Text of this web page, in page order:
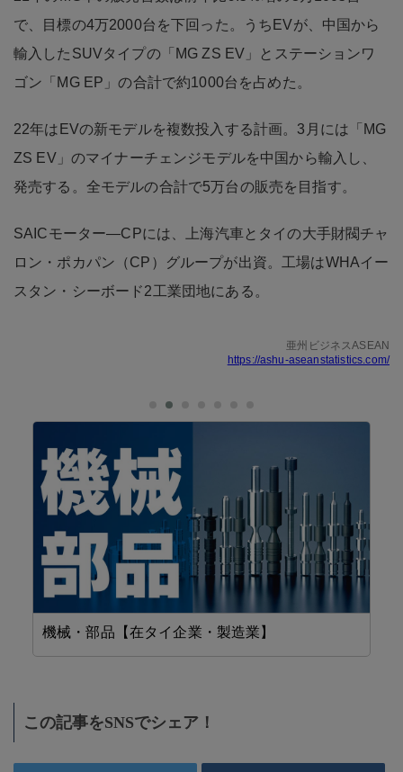
で、目標の4万2000台を下回った。うちEVが、中国から
輸入したSUVタイプの「MG ZS EV」とステーションワ
ゴン「MG EP」の合計で約1000台を占めた。
22年はEVの新モデルを複数投入する計画。3月には「MG
ZS EV」のマイナーチェンジモデルを中国から輸入し、
発売する。全モデルの合計で5万台の販売を目指す。
SAICモーター―CPには、上海汽車とタイの大手財閥チャ
ロン・ポカパン（CP）グループが出資。工場はWHAイー
スタン・シーボード2工業団地にある。
亜州ビジネスASEAN
https://ashu-aseanstatistics.com/
機械・部品【在タイ企業・製造業】
この記事をSNSでシェア！